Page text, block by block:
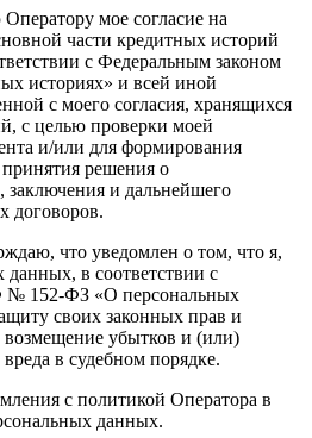
мое согласие на
части кредитных историй
с Федеральным законом
историях» и всей иной
с моего согласия, хранящихся
с целью проверки моей
и/или для формирования
решения о
заключения и дальнейшего
договоров.
что уведомлен о том, что я,
данных, в соответствии с
№ 152-ФЗ «О персональных
своих законных прав и
возмещение убытков и (или)
в судебном порядке.
с политикой Оператора в
данных.